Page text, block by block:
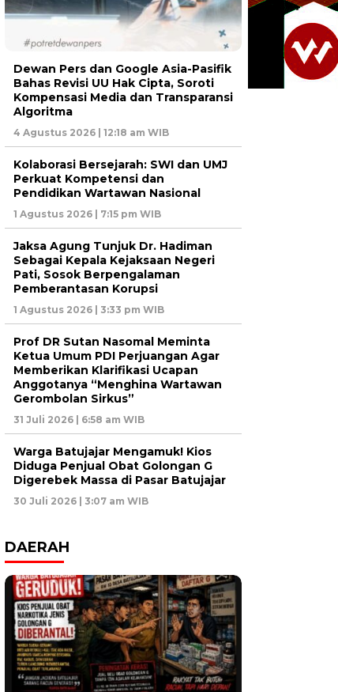
Dewan Pers dan Google Asia-Pasifik
Bahas Revisi UU Hak Cipta, Soroti
Kompensasi Media dan Transparansi
Algoritma
4 Agustus 2026 | 12:18 am WIB
Kolaborasi Bersejarah: SWI dan UMJ
Perkuat Kompetensi dan
Pendidikan Wartawan Nasional
1 Agustus 2026 | 7:15 pm WIB
Jaksa Agung Tunjuk Dr. Hadiman
Sebagai Kepala Kejaksaan Negeri
Pati, Sosok Berpengalaman
Pemberantasan Korupsi
1 Agustus 2026 | 3:33 pm WIB
Prof DR Sutan Nasomal Meminta
Ketua Umum PDI Perjuangan Agar
Memberikan Klarifikasi Ucapan
Anggotanya “Menghina Wartawan
Gerombolan Sirkus”
31 Juli 2026 | 6:58 am WIB
Warga Batujajar Mengamuk! Kios
Diduga Penjual Obat Golongan G
Digerebek Massa di Pasar Batujajar
30 Juli 2026 | 3:07 am WIB
DAERAH